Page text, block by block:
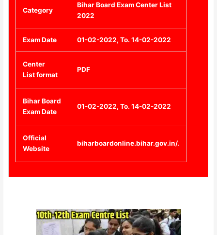
Category
Bihar Board Exam Center List
2022
Exam Date 01-02-2022, To. 14-02-2022
Center
List format
PDF
Bihar Board
Exam Date
01-02-2022, To. 14-02-2022
Official
Website
biharboardonline.bihar.gov.in/.